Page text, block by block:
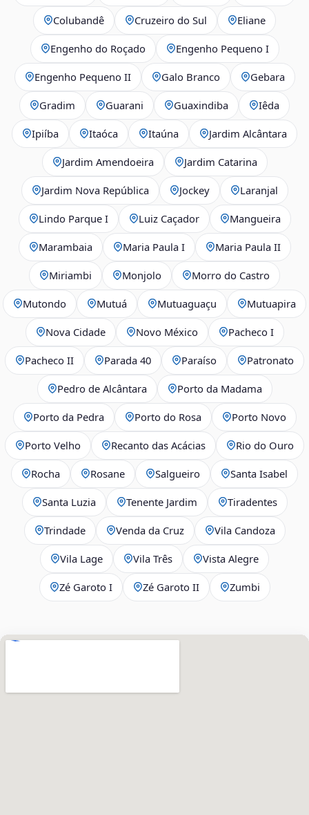
Colubandê Cruzeiro do Sul Eliane
Engenho do Roçado Engenho Pequeno I
Engenho Pequeno II Galo Branco Gebara
Gradim Guarani Guaxindiba Iêda
Ipiíba Itaóca Itaúna Jardim Alcântara
Jardim Amendoeira Jardim Catarina
Jardim Nova República Jockey Laranjal
Lindo Parque I Luiz Caçador Mangueira
Marambaia Maria Paula I Maria Paula II
Miriambi Monjolo Morro do Castro
Mutondo Mutuá Mutuaguaçu Mutuapira
Nova Cidade Novo México Pacheco I
Pacheco II Parada 40 Paraíso Patronato
Pedro de Alcântara Porto da Madama
Porto da Pedra Porto do Rosa Porto Novo
Porto Velho Recanto das Acácias Rio do Ouro
Rocha Rosane Salgueiro Santa Isabel
Santa Luzia Tenente Jardim Tiradentes
Trindade Venda da Cruz Vila Candoza
Vila Lage Vila Três Vista Alegre
Zé Garoto I Zé Garoto II Zumbi